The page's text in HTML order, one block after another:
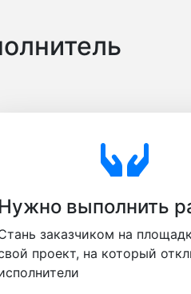
выполнить
заказчиком на
проект, на который